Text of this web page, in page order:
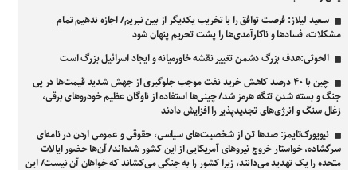
سعید لیلاز: فرصت توافق را با تخریب یکدیگر از بین نبریم/ اجازه ندهیم تمام
مشکلات، فسادها و ناکارآمدی‌ها را پشت تحریم پنهان شود
الحوثی:هدف بزرگ دشمن تغییر نقشه خاورمیانه و ایجاد اسرائیل بزرگ است
چین با ۴۰ درصد کاهش خرید نفت موجب جلوگیری از جهش شدید قیمت‌ها در پی
جنگ و بسته شدن تنگه هرمز شد/ چینی‌ها استفاده از ناوگان عظیم خودرو‌های برقی،
زغال سنگ و انرژی‌های تجدیدپذیر را افزایش دادند
نیویورک‌تایمز: صدها تن از شخصیت‌های سیاسی، حقوقی و عمومی اردن در نامه‌ای
سرگشاده، خواستار خروج نیروهای آمریکایی از این کشور شده‌اند/ آن‌ها حضور ایالات
متحده را یک تهدید می‌دانند، زیرا کشور را به جنگی می‌کشاند که خواهان آن نیست/ این